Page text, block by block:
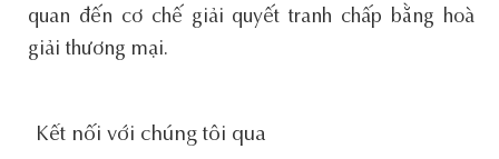
quan đến cơ chế giải quyết tranh chấp bằng hoà
giải thương mại.
social-
Kết nối với chúng tôi qua